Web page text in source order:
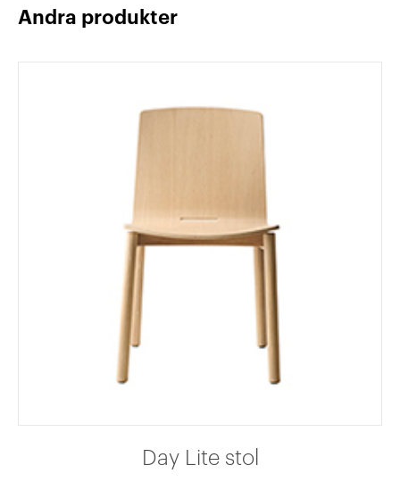
Andra produkter
Day Lite stol